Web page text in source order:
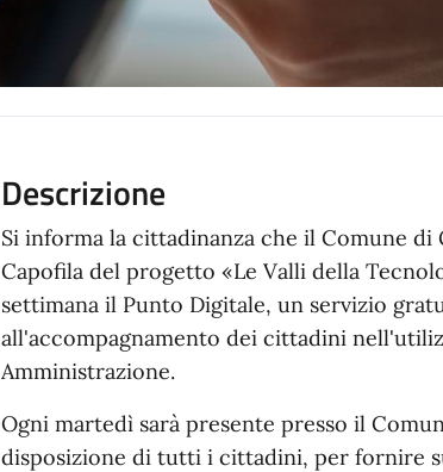
Descrizione
Si informa la cittadinanza che il Comune
Capofila del progetto «Le Valli della
settimana il Punto Digitale, un servizio
all'accompagnamento dei cittadini
Amministrazione.
Ogni martedì sarà presente presso il
disposizione di tutti i cittadini, per fornire